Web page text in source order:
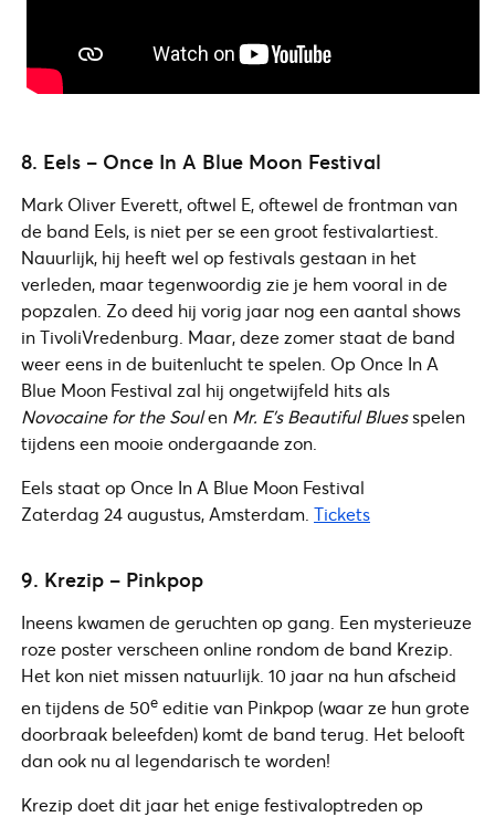
8. Eels – Once In A Blue Moon Festival
Mark Oliver Everett, oftwel E, oftewel de frontman van
de band Eels, is niet per se een groot festivalartiest.
Nauurlijk, hij heeft wel op festivals gestaan in het
verleden, maar tegenwoordig zie je hem vooral in de
popzalen. Zo deed hij vorig jaar nog een aantal shows
in TivoliVredenburg. Maar, deze zomer staat de band
weer eens in de buitenlucht te spelen. Op Once In A
Blue Moon Festival zal hij ongetwijfeld hits als
Novocaine for the Soulen Mr. E’s Beautiful Bluesspelen
tijdens een mooie ondergaande zon.
Eels staat op Once In A Blue Moon Festival
Zaterdag 24 augustus, Amsterdam. Tickets
9. Krezip – Pinkpop
Ineens kwamen de geruchten op gang. Een mysterieuze
roze poster verscheen online rondom de band Krezip.
Het kon niet missen natuurlijk. 10 jaar na hun afscheid
en tijdens de 50e editie van Pinkpop (waar ze hun grote
doorbraak beleefden) komt de band terug. Het belooft
dan ook nu al legendarisch te worden!
Krezip doet dit jaar het enige festivaloptreden op